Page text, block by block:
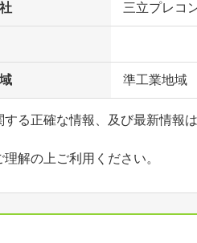
三立プレコ
準工業地域
る正確な情報、及び最新情報
解の上ご利用ください。